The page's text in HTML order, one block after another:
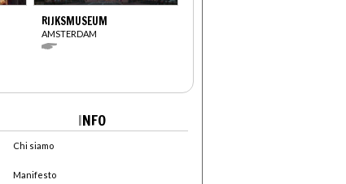
RIJKSMUSEUM
AMSTERDAM
INFO
Chi siamo
Manifesto